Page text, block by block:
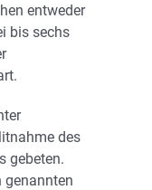
entweder
bis sechs
des
gebeten.
genannten